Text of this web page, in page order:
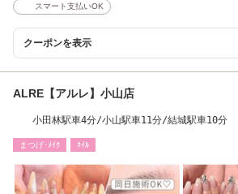
スマート支払いOK
クーポンを表示
ALRE【アルレ】小山店
小田林駅車4分/小山駅車11分/結城駅車10分
まつげ･ﾒｲｸ ﾈｲﾙ